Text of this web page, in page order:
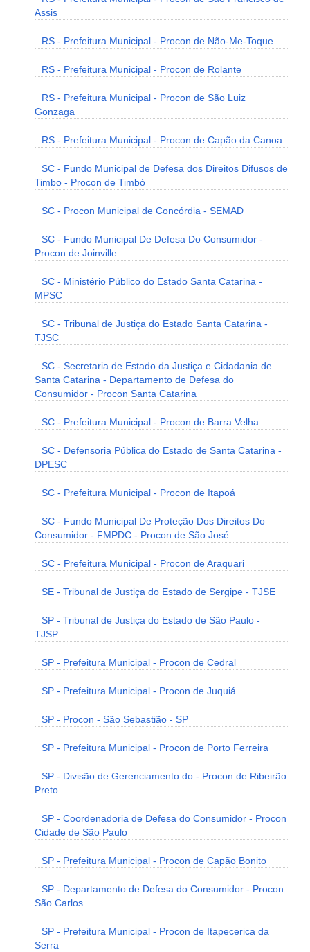
Assis
RS - Prefeitura Municipal - Procon de Não-Me-Toque
RS - Prefeitura Municipal - Procon de Rolante
RS - Prefeitura Municipal - Procon de São Luiz
Gonzaga
RS - Prefeitura Municipal - Procon de Capão da Canoa
SC - Fundo Municipal de Defesa dos Direitos Difusos de
Timbo - Procon de Timbó
SC - Procon Municipal de Concórdia - SEMAD
SC - Fundo Municipal De Defesa Do Consumidor -
Procon de Joinville
SC - Ministério Público do Estado Santa Catarina -
MPSC
SC - Tribunal de Justiça do Estado Santa Catarina -
TJSC
SC - Secretaria de Estado da Justiça e Cidadania de
Santa Catarina - Departamento de Defesa do
Consumidor - Procon Santa Catarina
SC - Prefeitura Municipal - Procon de Barra Velha
SC - Defensoria Pública do Estado de Santa Catarina -
DPESC
SC - Prefeitura Municipal - Procon de Itapoá
SC - Fundo Municipal De Proteção Dos Direitos Do
Consumidor - FMPDC - Procon de São José
SC - Prefeitura Municipal - Procon de Araquari
SE - Tribunal de Justiça do Estado de Sergipe - TJSE
SP - Tribunal de Justiça do Estado de São Paulo -
TJSP
SP - Prefeitura Municipal - Procon de Cedral
SP - Prefeitura Municipal - Procon de Juquiá
SP - Procon - São Sebastião - SP
SP - Prefeitura Municipal - Procon de Porto Ferreira
SP - Divisão de Gerenciamento do - Procon de Ribeirão
Preto
SP - Coordenadoria de Defesa do Consumidor - Procon
Cidade de São Paulo
SP - Prefeitura Municipal - Procon de Capão Bonito
SP - Departamento de Defesa do Consumidor - Procon
São Carlos
SP - Prefeitura Municipal - Procon de Itapecerica da
Serra